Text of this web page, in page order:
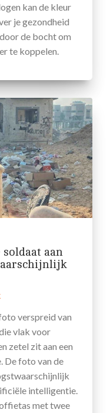
kan de kleur
je gezondheid
de bocht om
te koppelen.
aan
verspreid van
vlak voor
zetel zit aan een
De foto van de
intelligentie.
met twee